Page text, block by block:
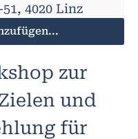
4020 Linz
zur
und
für